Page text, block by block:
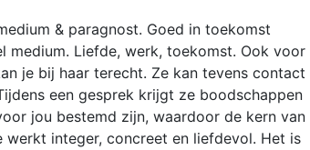
& paragnost. Goed in toekomst
medium. Liefde, werk, toekomst. Ook voor
je bij haar terecht. Ze kan tevens contact
een gesprek krijgt ze boodschappen
jou bestemd zijn, waardoor de kern van
integer, concreet en liefdevol. Het is